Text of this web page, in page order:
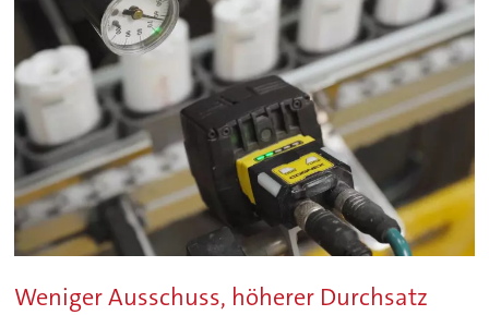
Weniger Ausschuss, höherer Durchsatz